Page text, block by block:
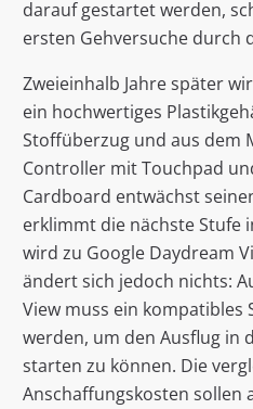
darauf gestartet werden,
ersten Gehversuche durch
Zweieinhalb Jahre später
ein hochwertiges
Stoffüberzug und aus dem
Controller mit Touchpad
Cardboard entwächst
erklimmt die nächste Stufe
wird zu Google Daydream
ändert sich jedoch nichts:
View muss ein
werden, um den Ausflug in
starten zu können. Die
Anschaffungskosten sollen